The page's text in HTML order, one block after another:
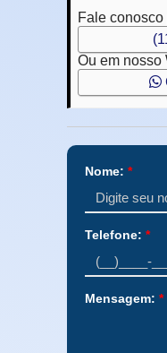
Fale
Ou em nosso
Nome: *
Telefone: *
Mensagem: *